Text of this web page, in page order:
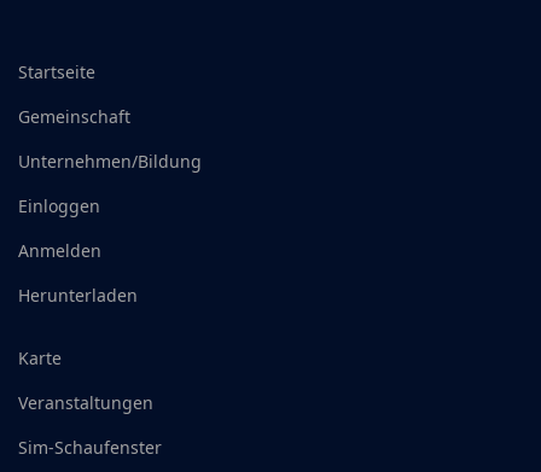
Startseite
Gemeinschaft
Unternehmen/Bildung
Einloggen
Anmelden
Herunterladen
Karte
Veranstaltungen
Sim-Schaufenster